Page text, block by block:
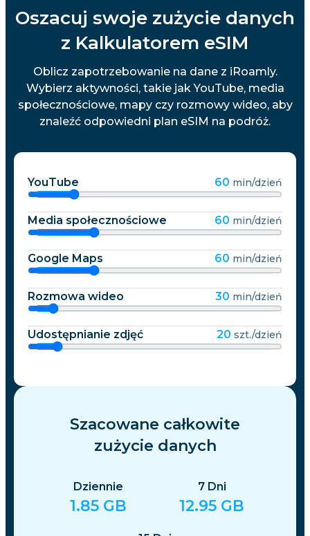
Oszacuj swoje zużycie danych
z Kalkulatorem eSIM
Oblicz zapotrzebowanie na dane z iRoamly.
Wybierz aktywności, takie jak YouTube, media
społecznościowe, mapy czy rozmowy wideo, aby
znaleźć odpowiedni plan eSIM na podróż.
YouTube 60 min/dzień
Media społecznościowe 60 min/dzień
Google Maps 60 min/dzień
Rozmowa wideo 30 min/dzień
Udostępnianie zdjęć 20 szt./dzień
Szacowane całkowite
zużycie danych
Dziennie
1.85 GB
7 Dni
12.95 GB